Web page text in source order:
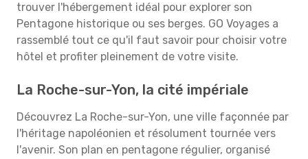
trouver l'hébergement idéal pour explorer son
Pentagone historique ou ses berges. GO Voyages a
rassemblé tout ce qu'il faut savoir pour choisir votre
hôtel et profiter pleinement de votre visite.
La Roche-sur-Yon, la cité impériale
Découvrez La Roche-sur-Yon, une ville façonnée par
l'héritage napoléonien et résolument tournée vers
l'avenir. Son plan en pentagone régulier, organisé